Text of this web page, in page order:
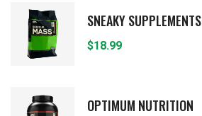
SNEAKY SUPPLEMENTS
$18.99
OPTIMUM NUTRITION